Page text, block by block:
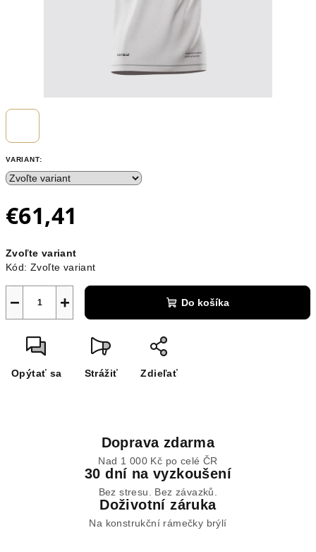
VARIANT:
€61,41
cena:
Zvoľte variant
Kód: Zvoľte variant
+
− Do košíka
Opýtať sa Strážiť Zdieľať
Doprava zdarma
Nad 1 000 Kč po celé ČR
30 dní na vyzkoušení
Bez stresu. Bez závazků.
Doživotní záruka
Na konstrukční rámečky brýlí